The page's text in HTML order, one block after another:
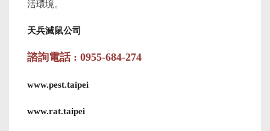
活環境。
天兵滅鼠公司
諮詢電話 : 0955-684-274
www.pest.taipei
www.rat.taipei